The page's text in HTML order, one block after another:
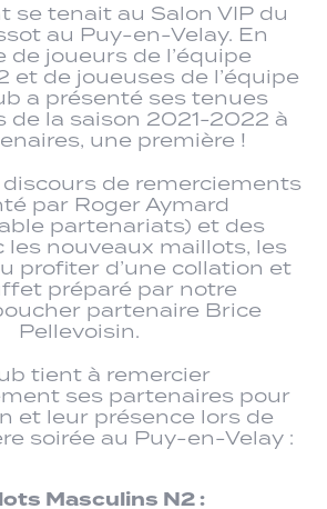
se tenait au Salon VIP du
au Puy-en-Velay. En
de joueurs de l’équipe
et de joueuses de l’équipe
a présenté ses tenues
de la saison 2021-2022 à
une première !
de remerciements
par Roger Aymard
partenariats) et des
les nouveaux maillots, les
profiter d’une collation et
préparé par notre
partenaire Brice
Pellevoisin.
tient à remercier
ses partenaires pour
et leur présence lors de
soirée au Puy-en-Velay :
Masculins N2 :